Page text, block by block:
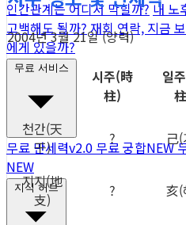
인간관계는 어디서 막힐까?내 노
고백해도 될까? 재회 연락, 지금
에게 있을까?
무료 서비스
무료 만세력v2.0 무료 궁합NEW
NEW
지식 허브
2004년 3월 21일 (양력)
시주(時
柱)
일주
천간(天
干)
? 己
지지(地
支)
? 亥